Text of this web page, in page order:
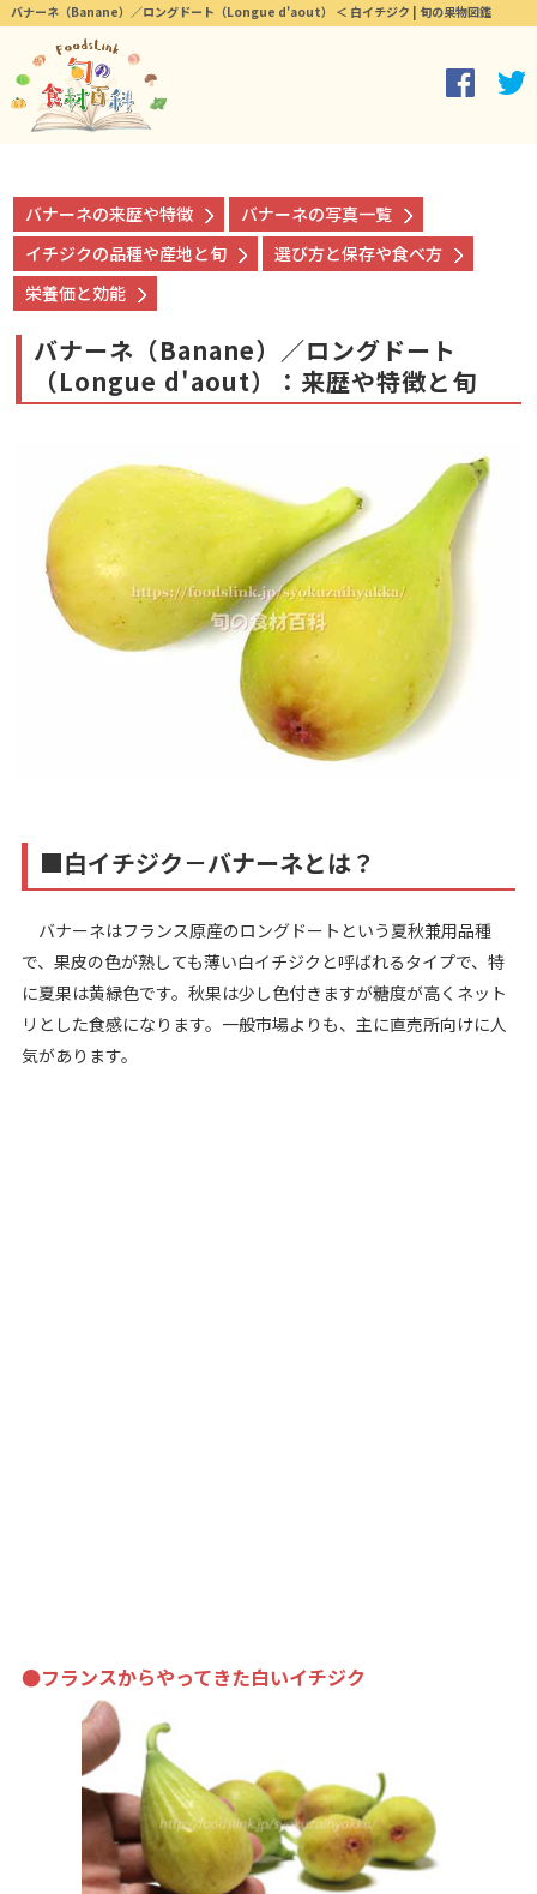
バナーネ（Banane）／ロングドート（Longue d'aout） ＜ 白イチジク | 旬の果物図鑑
バナーネの来歴や特徴
バナーネの写真一覧
イチジクの品種や産地と旬
選び方と保存や食べ方
栄養価と効能
バナーネ（Banane）／ロングドート
（Longue d'aout）：来歴や特徴と旬
■白イチジク－バナーネとは？
バナーネはフランス原産のロングドートという夏秋兼用品種
で、果皮の色が熟しても薄い白イチジクと呼ばれるタイプで、特
に夏果は黄緑色です。秋果は少し色付きますが糖度が高くネット
リとした食感になります。一般市場よりも、主に直売所向けに人
気があります。
●フランスからやってきた白いイチジク